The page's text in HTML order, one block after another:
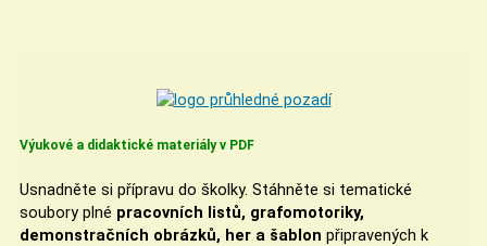
Výukové a didaktické materiály v PDF
Usnadněte si přípravu do školky. Stáhněte si tematické
soubory plné pracovních listů, grafomotoriky,
demonstračních obrázků, her a šablon připravených k